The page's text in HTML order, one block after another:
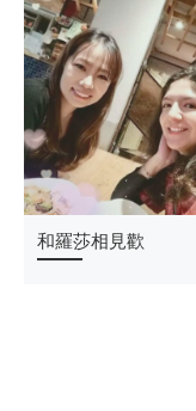
溫哥華的黃金秋天
和羅莎相見歡